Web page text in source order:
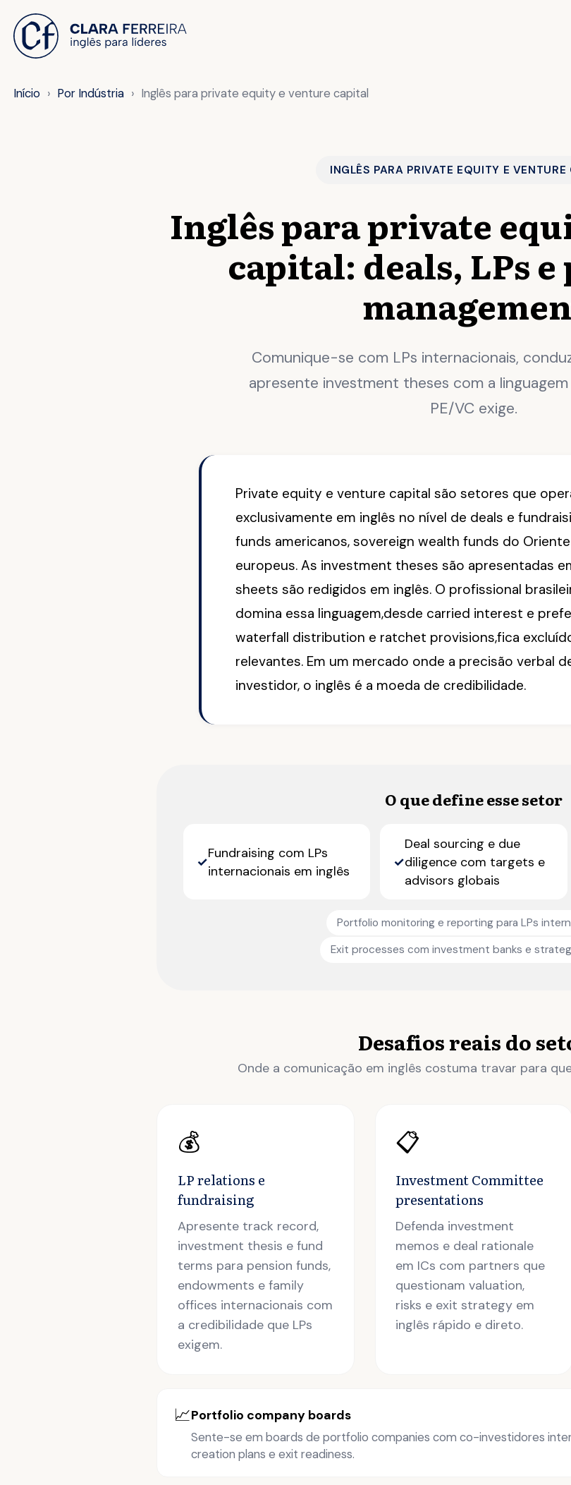
Início Por Indústria Inglês para private equity e venture capital
INGLÊS PARA PRIVATE EQUITY E VENTURE
Inglês para private
capital: deals, LPs
Comunique-se com LPs internacionais,
apresente investment theses com a
PE/VC exige.
Private equity e venture capital são setores que
exclusivamente em inglês no nível de deals e
funds americanos, sovereign wealth funds do
europeus. As investment theses são apresentadas
sheets são redigidos em inglês. O profissional
domina essa linguagem,desde carried interest e
waterfall distribution e ratchet provisions,fica
relevantes. Em um mercado onde a precisão verbal
investidor, o inglês é a moeda de credibilidade.
O que define esse setor
✓
Fundraising com LPs
internacionais em inglês
✓
Deal sourcing e due
diligence com targets e
advisors globais
Portfolio monitoring e reporting para LPs
Exit processes com investment banks e
Desafios reais do
Onde a comunicação em inglês costuma travar para
💰
LP relations e
fundraising
Apresente track record,
investment thesis e fund
terms para pension funds,
endowments e family
offices internacionais com
a credibilidade que LPs
exigem.
📋
Investment Committee
presentations
Defenda investment
memos e deal rationale
em ICs com partners que
questionam valuation,
risks e exit strategy em
inglês rápido e direto.
📈Portfolio company boards
Sente-se em boards de portfolio companies com co-investidores
creation plans e exit readiness.